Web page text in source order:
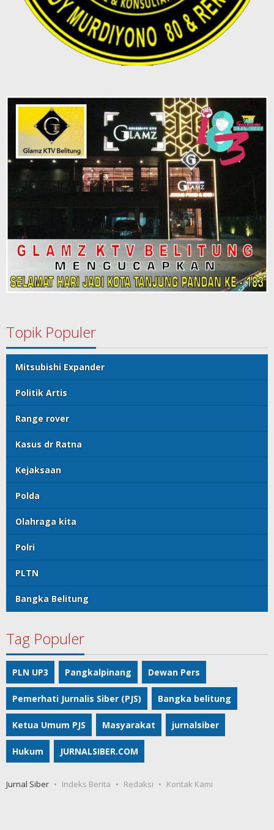
Topik Populer
Mitsubishi Expander
Politik Artis
Range rover
Kasus dr Ratna
Kejaksaan
Polda
Olahraga kita
Polri
PLTN
Bangka Belitung
Tag Populer
PLN UP3 Pangkalpinang Dewan Pers
Pemerhati Jurnalis Siber (PJS) Bangka belitung
Ketua Umum PJS Masyarakat jurnalsiber
Hukum JURNALSIBER.COM
Jurnal Siber Indeks Berita Redaksi Kontak Kami